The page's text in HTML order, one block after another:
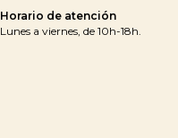
Horario de atención
Lunes a viernes, de 10h-18h.